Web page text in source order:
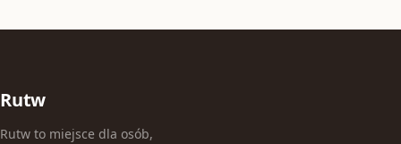
Rutw
Rutw to miejsce dla osób,